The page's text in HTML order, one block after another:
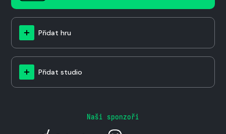
Přidat hru
Přidat studio
Naši sponzoři